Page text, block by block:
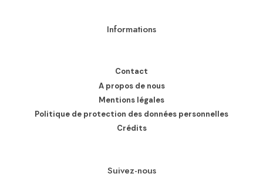
Informations
Contact
A propos de nous
Mentions légales
Politique de protection des données personnelles
Crédits
Suivez-nous